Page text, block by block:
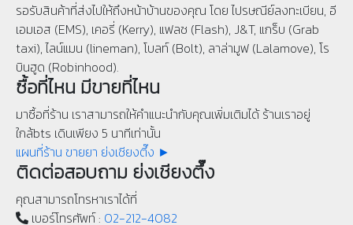
รอรับสินค้าที่ส่งไปให้ถึงหน้าบ้านของคุณ โดย ไปรษณีย์ลงทะเบียน, อี
เอมเอส (EMS), เคอรี่ (Kerry), แฟลช (Flash), J&T, แกร็บ (Grab
taxi), ไลน์แมน (lineman), โบลท์ (Bolt), ลาล่ามูฟ (Lalamove), โร
บินฮูด (Robinhood).
ซื้อที่ไหน มีขายที่ไหน
มาซื้อที่ร้าน เราสามารถให้คำแนะนำกับคุณเพิ่มเติมได้ ร้านเราอยู่
ใกล้bts เดินเพียง 5 นาทีเท่านั้น
แผนที่ร้าน ขายยา ย่งเชียงตึ๊ง ►
ติดต่อสอบถาม ย่งเชียงตึ๊ง
คุณสามารถโทรหาเราได้ที่
เบอร์โทรศัพท์ : 02-212-4082